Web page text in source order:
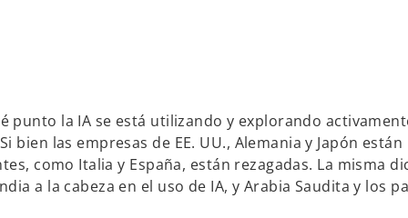
punto la IA se está utilizando y explorando
las empresas de EE. UU., Alemania y Japón
como Italia y España, están rezagadas. La misma
a la cabeza en el uso de IA, y Arabia Saudita y los